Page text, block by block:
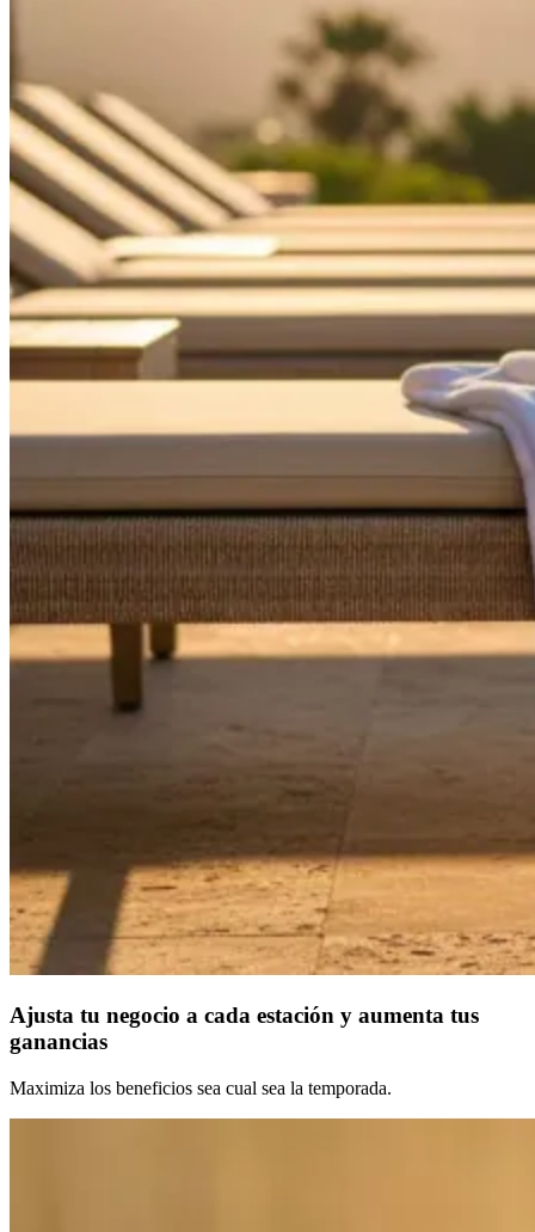
Ajusta tu negocio a cada estación y aumenta tus
ganancias
Maximiza los beneficios sea cual sea la temporada.